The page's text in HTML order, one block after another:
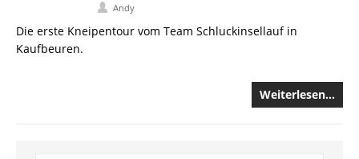
Andy
Die erste Kneipentour vom Team Schluckinsellauf in
Kaufbeuren.
Weiterlesen…